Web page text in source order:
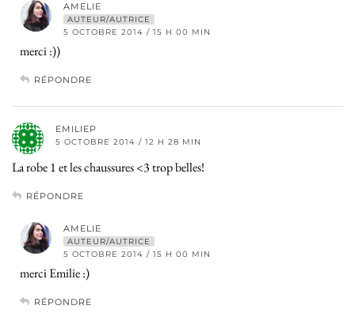
AMELIE
AUTEUR/AUTRICE
5 OCTOBRE 2014 / 15 H 00 MIN
merci :))
RÉPONDRE
EMILIEP
5 OCTOBRE 2014 / 12 H 28 MIN
La robe 1 et les chaussures <3 trop belles!
RÉPONDRE
AMELIE
AUTEUR/AUTRICE
5 OCTOBRE 2014 / 15 H 00 MIN
merci Emilie :)
RÉPONDRE